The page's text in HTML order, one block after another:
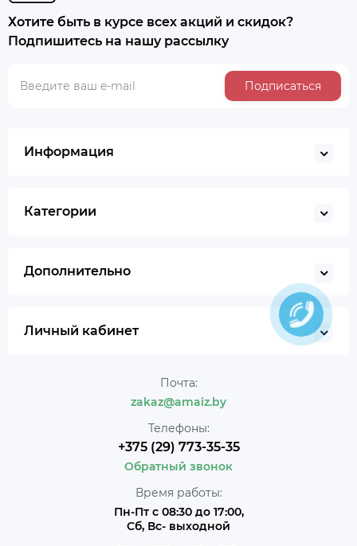
Хотите быть в курсе всех акций и скидок?
Подпишитесь на нашу рассылку
Подписаться
Информация
Категории
Дополнительно
Личный кабинет
Почта:
zakaz@amaiz.by
Телефоны:
+375 (29) 773-35-35
Обратный звонок
Время работы:
Пн-Пт с 08:30 до 17:00,
Сб, Вс- выходной